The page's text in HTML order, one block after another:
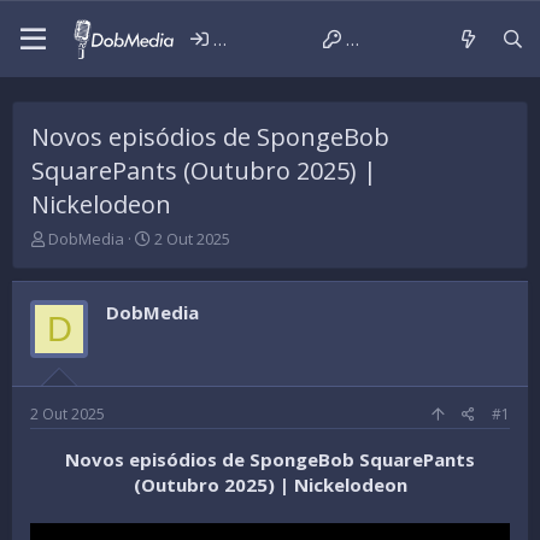
Iniciar sessão Criar conta
Novos episódios de SpongeBob
SquarePants (Outubro 2025) |
Nickelodeon
T
r
e
a
d
t
a
r
DobMedia
D
t
a
d
n
c
i
2 Out 2025
D DobMedia
2 Out 2025 #1
Novos episódios de SpongeBob SquarePants
(Outubro 2025) | Nickelodeon